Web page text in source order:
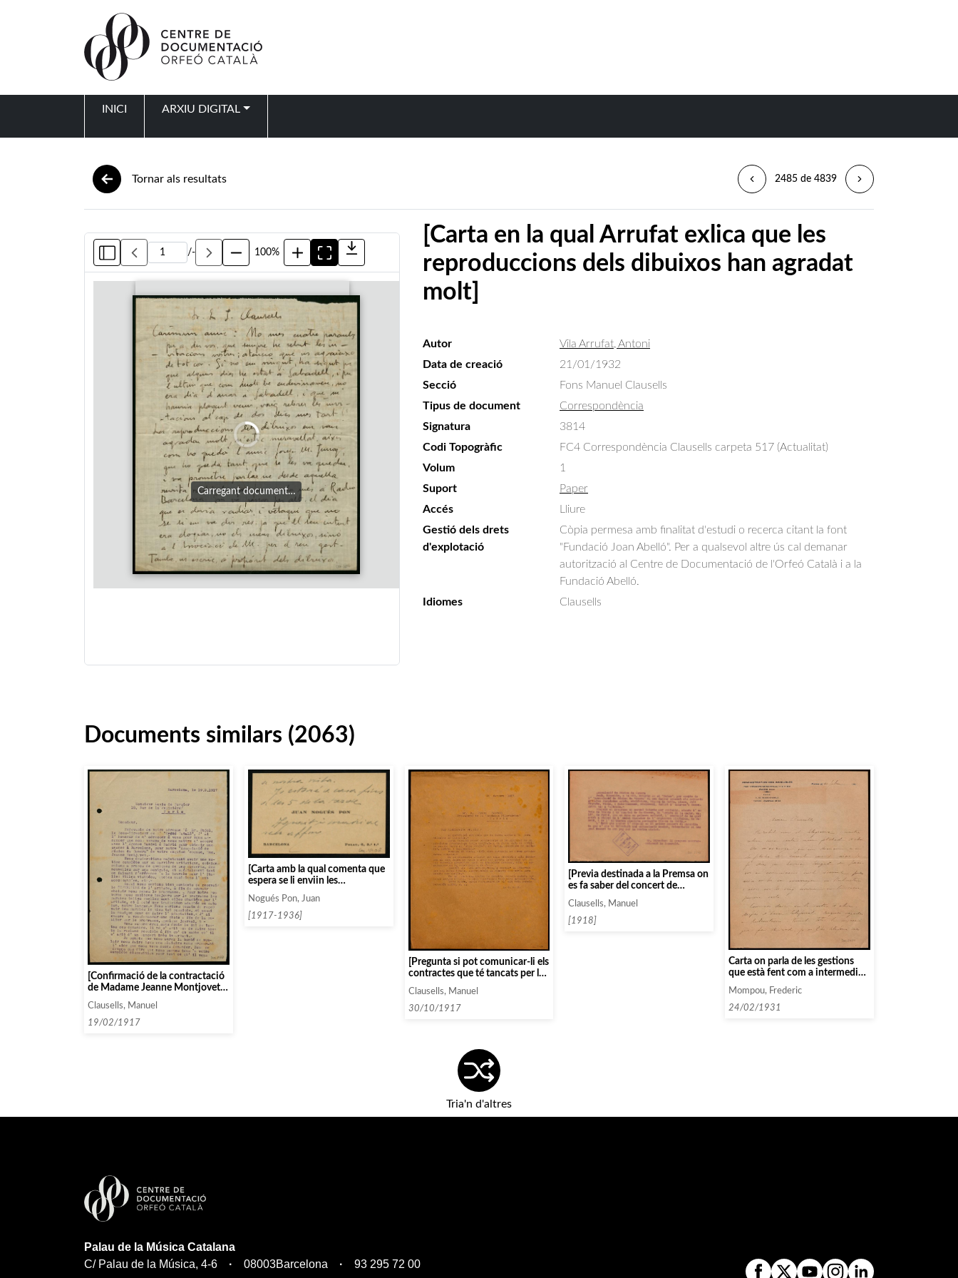
INICI ARXIU DIGITAL
Tornar als resultats 2485 de 4839
/- 100%
Carregant document…
[Carta en la qual Arrufat exlica que les
reproduccions dels dibuixos han agradat
molt]
Autor
Vila Arrufat, Antoni
Data de creació
21/01/1932
Secció
Fons Manuel Clausells
Tipus de document
Correspondència
Signatura
3814
Codi Topogràfic
FC4 Correspondència Clausells carpeta 517 (Actualitat)
Volum
1
Suport
Paper
Accés
Lliure
Gestió dels drets
d'explotació
Còpia permesa amb finalitat d'estudi o recerca citant la font
"Fundació Joan Abelló". Per a qualsevol altre ús cal demanar
autorització al Centre de Documentació de l'Orfeó Català i a la
Fundació Abelló.
Idiomes
Clausells
Documents similars (2063)
[Confirmació de la contractació
de Madame Jeanne Montjovet
per un concert de l’Associació]
Clausells, Manuel
19/02/1917
[Carta amb la qual comenta que
espera se li enviin les
targeta de visita de Juan Nogués
Pon]
Nogués Pon, Juan
[1917-1936]
[Pregunta si pot comunicar-li els
contractes que té tancats per la
Clausells, Manuel
30/10/1917
[Previa destinada a la Premsa on
es fa saber del concert de
Motta, Juli Francès i Ruiz-
Cassaux]
Clausells, Manuel
[1918]
Carta on parla de les gestions
que està fent com a intermediari
per a un concert de Rubinstein,
Arthur.
Mompou, Frederic
24/02/1931
Tria'n d'altres
Palau de la Música Catalana
C/ Palau de la Música, 4-6
08003Barcelona 93 295 72 00